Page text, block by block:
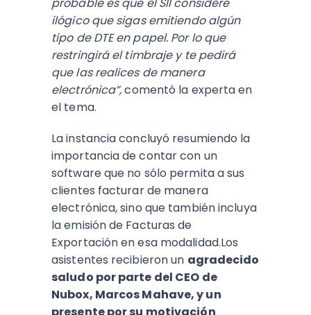
ilógico que sigas emitiendo algún
tipo de DTE en papel. Por lo que
restringirá el timbraje y te pedirá
que las realices de manera
electrónica”,comentó la experta en
el tema.
La instancia concluyó resumiendo la
importancia de contar con un
software que no sólo permita a sus
clientes facturar de manera
electrónica, sino que también incluya
la emisión de Facturas de
Exportación en esa modalidad.Los
asistentes recibieron un agradecido
saludo por parte del CEO de
Nubox, Marcos Mahave, y un